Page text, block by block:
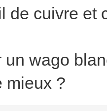
de cuivre et
un wago
mieux ?